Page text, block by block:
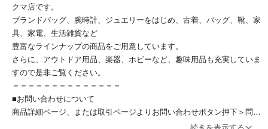
クマ店です。
ブランドバッグ、腕時計、ジュエリーをはじめ、古着、バッグ、靴、家
具、家電、生活雑貨など
豊富なラインナップの商品をご用意しています。
さらに、アウトドア用品、楽器、ホビーなど、趣味用品も充実していま
すので是非ご覧ください。
＝＝＝＝＝＝＝＝＝＝＝＝＝＝
■お問い合わせについて
商品詳細ページ、または取引ページよりお問い合わせボタン押下＞問い